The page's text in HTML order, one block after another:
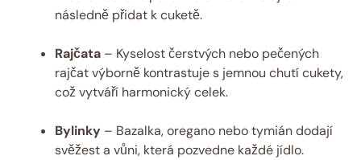
následně přidat k cuketě.
Rajčata – Kyselost čerstvých nebo pečených
rajčat výborně kontrastuje s jemnou chutí cukety,
což vytváří harmonický celek.
Bylinky – Bazalka, oregano nebo tymián dodají
svěžest a vůni, která pozvedne každé jídlo.